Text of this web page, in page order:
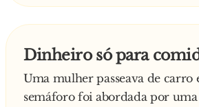
Dinheiro só para
Uma mulher passeava de carro
semáforo foi abordada por